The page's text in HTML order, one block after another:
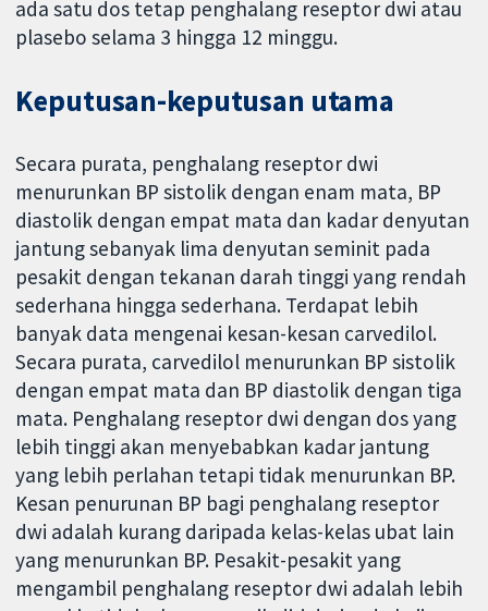
ada satu dos tetap penghalang reseptor dwi atau
plasebo selama 3 hingga 12 minggu.
Keputusan-keputusan utama
Secara purata, penghalang reseptor dwi
menurunkan BP sistolik dengan enam mata, BP
diastolik dengan empat mata dan kadar denyutan
jantung sebanyak lima denyutan seminit pada
pesakit dengan tekanan darah tinggi yang rendah
sederhana hingga sederhana. Terdapat lebih
banyak data mengenai kesan-kesan carvedilol.
Secara purata, carvedilol menurunkan BP sistolik
dengan empat mata dan BP diastolik dengan tiga
mata. Penghalang reseptor dwi dengan dos yang
lebih tinggi akan menyebabkan kadar jantung
yang lebih perlahan tetapi tidak menurunkan BP.
Kesan penurunan BP bagi penghalang reseptor
dwi adalah kurang daripada kelas-kelas ubat lain
yang menurunkan BP. Pesakit-pesakit yang
mengambil penghalang reseptor dwi adalah lebih